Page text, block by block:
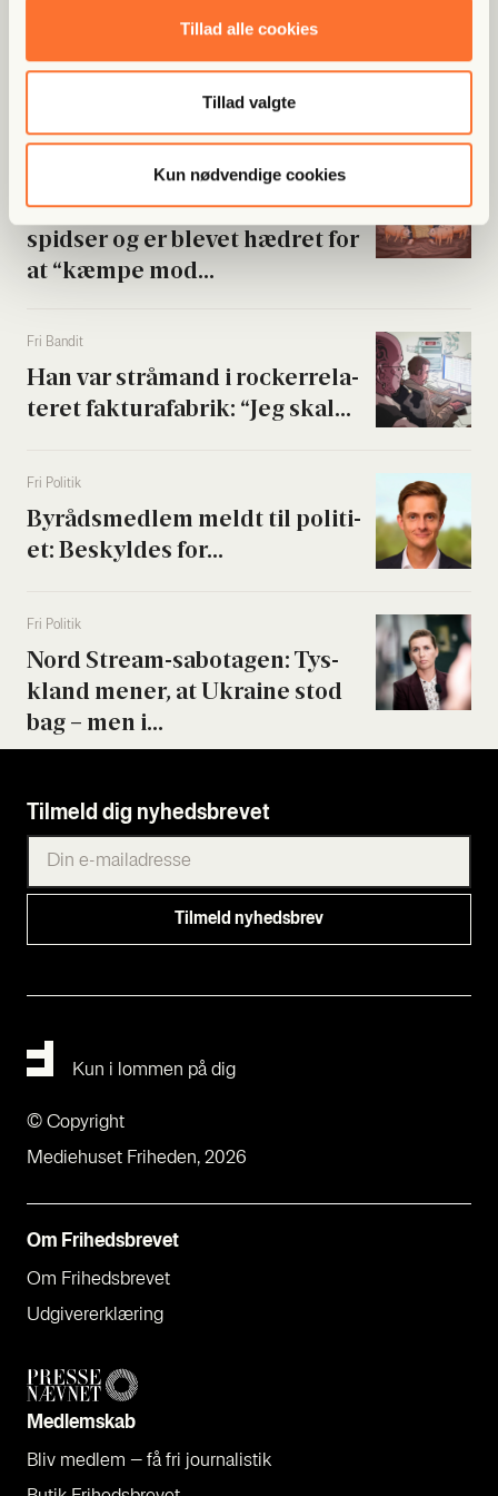
Tillad alle cookies
Tillad valgte
Kun nødvendige cookies
Populære artikler
Han mæn­ger sig med Putins
spid­ser og er ble­vet hædret for
at “kæm­pe mod...
Fri Ban­dit
Han var strå­mand i rock­er­re­la­
te­ret fak­tura­fa­brik: “Jeg skal...
Fri Poli­tik
Byrå­ds­med­lem meldt til poli­ti­
et: Beskyl­des for...
Fri Poli­tik
Nord Stream-sabo­ta­gen: Tys­
kland mener, at Ukrai­ne stod
bag – men i...
Tilmeld dig nyhedsbrevet
Om Fri­heds­bre­vet
Om Fri­heds­bre­vet
Udgi­ve­rer­klæ­ring
Med­lem­skab
Bliv med­lem – få fri jour­na­li­stik
Kun i lommen på dig
Mediehuset Friheden, 2026
© Copyright